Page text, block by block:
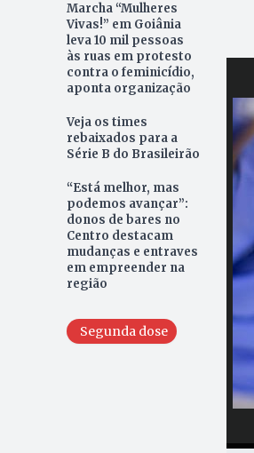
Marcha “Mulheres
Vivas!” em Goiânia
leva 10 mil pessoas
às ruas em protesto
contra o feminicídio,
aponta organização
Veja os times
rebaixados para a
Série B do Brasileirão
“Está melhor, mas
podemos avançar”:
donos de bares no
Centro destacam
mudanças e entraves
em empreender na
região
Segunda dose